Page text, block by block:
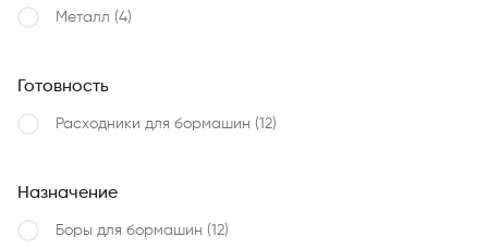
Металл (4)
Готовность
Расходники для бормашин (12)
Назначение
Боры для бормашин (12)